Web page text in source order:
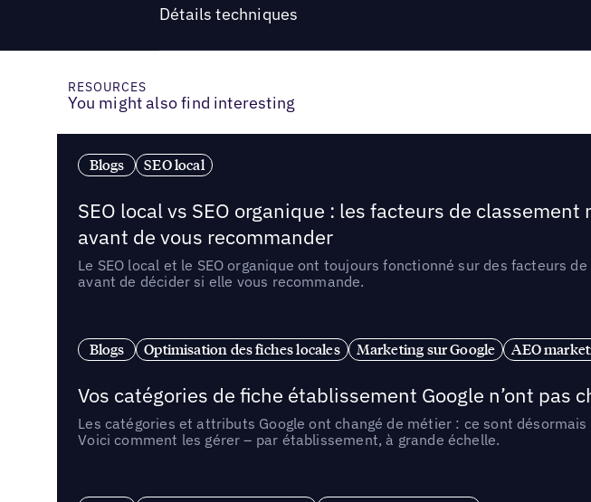
Détails techniques
RESOURCES
You might also find interesting
Blogs SEO local
SEO local vs SEO organique : les facteurs de
avant de vous recommander
Le SEO local et le SEO organique ont toujours fonctionné sur des facteurs
avant de décider si elle vous recommande.
Blogs Optimisation des fiches locales Marketing sur Google AEO
Vos catégories de fiche établissement Google n’ont
Les catégories et attributs Google ont changé de métier : ce sont
Voici comment les gérer – par établissement, à grande échelle.